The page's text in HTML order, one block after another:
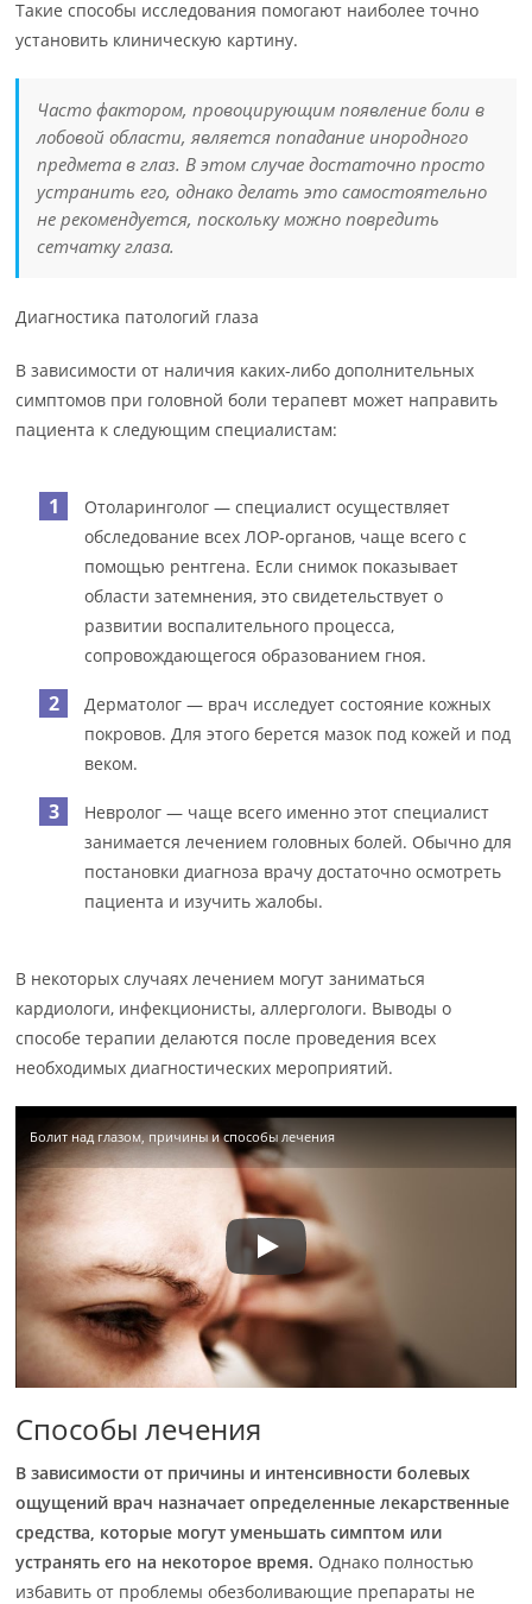
Такие способы исследования помогают наиболее точно
установить клиническую картину.
Часто фактором, провоцирующим появление боли в
лобовой области, является попадание инородного
предмета в глаз. В этом случае достаточно просто
устранить его, однако делать это самостоятельно
не рекомендуется, поскольку можно повредить
сетчатку глаза.
Диагностика патологий глаза
В зависимости от наличия каких-либо дополнительных
симптомов при головной боли терапевт может направить
пациента к следующим специалистам:
Отоларинголог — специалист осуществляет
обследование всех ЛОР-органов, чаще всего с
помощью рентгена. Если снимок показывает
области затемнения, это свидетельствует о
развитии воспалительного процесса,
сопровождающегося образованием гноя.
Дерматолог — врач исследует состояние кожных
покровов. Для этого берется мазок под кожей и под
веком.
Невролог — чаще всего именно этот специалист
занимается лечением головных болей. Обычно для
постановки диагноза врачу достаточно осмотреть
пациента и изучить жалобы.
В некоторых случаях лечением могут заниматься
кардиологи, инфекционисты, аллергологи. Выводы о
способе терапии делаются после проведения всех
необходимых диагностических мероприятий.
Болит над глазом, причины и способы лечения
Способы лечения
В зависимости от причины и интенсивности болевых
ощущений врач назначает определенные лекарственные
средства, которые могут уменьшать симптом или
устранять его на некоторое время. Однако полностью
избавить от проблемы обезболивающие препараты не